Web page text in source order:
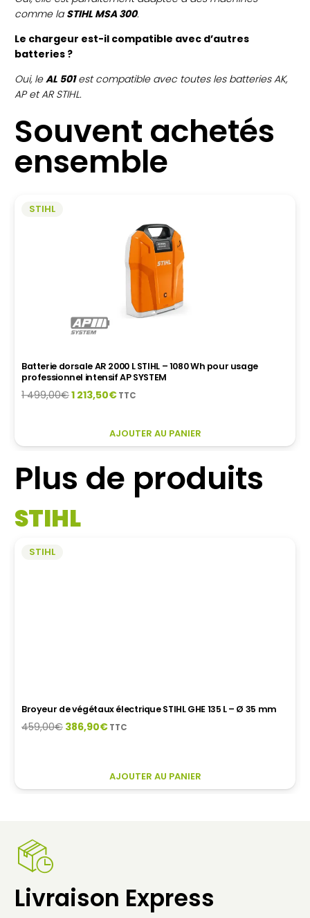
comme laSTIHL MSA 300.
Le chargeur est-il compatible avec d’autres
batteries ?
Oui, leAL 501est compatible avec toutes les batteries AK,
AP et AR STIHL.
Souvent achetés
ensemble
STIHL
Batterie dorsale AR 2000 L STIHL – 1080 Wh pour usage
professionnel intensif AP SYSTEM
1 499,00€Le
499,00€.
1 213,50€Le
est :
213,50€.
TTC
AJOUTER AU PANIER
Plus de produits
STIHL
STIHL
Broyeur de végétaux électrique STIHL GHE 135 L – Ø 35 mm
459,00€ Le
459,00€.
386,90€Le
est :
386,90€.
TTC
AJOUTER AU PANIER
Livraison Express